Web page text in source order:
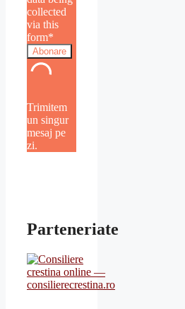
collected
via this
form*
Trimitem
un singur
mesaj pe
zi.
Parteneriate